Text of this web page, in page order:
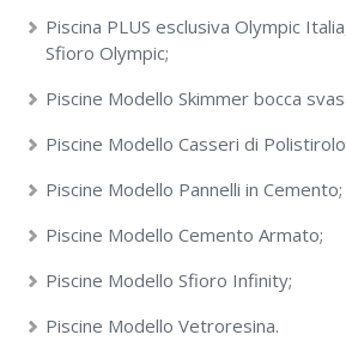
Piscina PLUS esclusiva Olympic
Sfioro Olympic;
Piscine Modello Skimmer bocca
Piscine Modello Casseri di
Piscine Modello Pannelli in Cemento;
Piscine Modello Cemento Armato;
Piscine Modello Sfioro Infinity;
Piscine Modello Vetroresina.